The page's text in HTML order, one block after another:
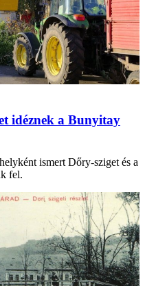
idéznek a Bunyitay
ismert Dőry-sziget és a
fel.